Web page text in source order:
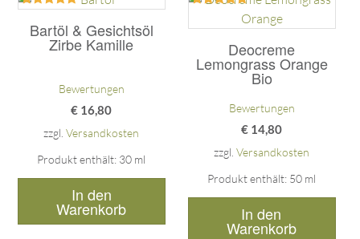
Bartöl & Gesichtsöl
Zirbe Kamille
mit
5.00
von 5
Bewertungen
€ 16,80
zzgl.Versandkosten
Produkt enthält: 30 ml
In den
Warenkorb
Deocreme
Lemongrass Orange
Bio
von 5
Bewertungen
€ 14,80
zzgl.Versandkosten
Produkt enthält: 50 ml
In den
Warenkorb